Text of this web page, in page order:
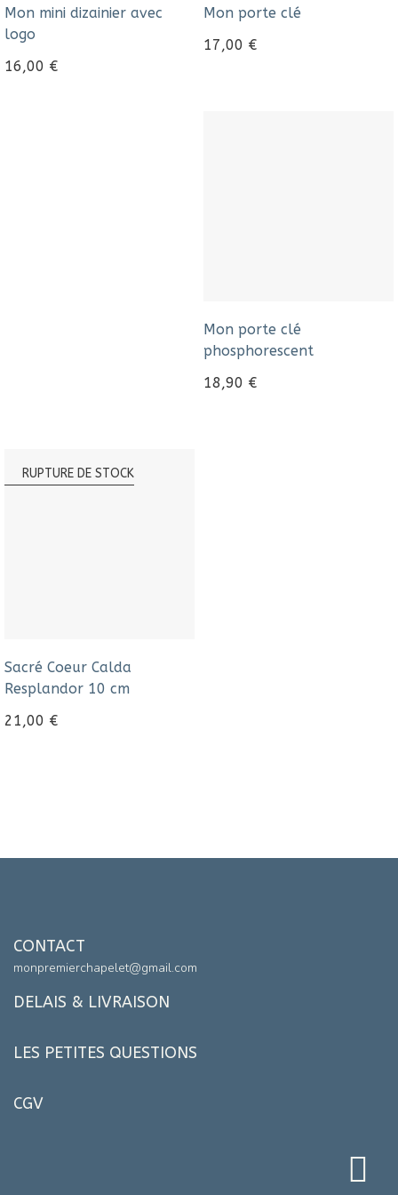
Mon mini dizainier avec
logo
16,00 €
Mon porte clé
17,00 €
Mon porte clé
phosphorescent
18,90 €
RUPTURE DE STOCK
Sacré Coeur Calda
Resplandor 10 cm
21,00 €
CONTACT
monpremierchapelet@gmail.com
DELAIS & LIVRAISON
LES PETITES QUESTIONS
CGV